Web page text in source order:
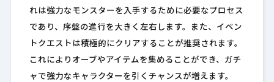
れは強力なモンスターを入手するために必要なプロセス
であり、序盤の進行を大きく左右します。また、イベン
トクエストは積極的にクリアすることが推奨されます。
これによりオーブやアイテムを集めることができ、ガチ
ャで強力なキャラクターを引くチャンスが増えます。